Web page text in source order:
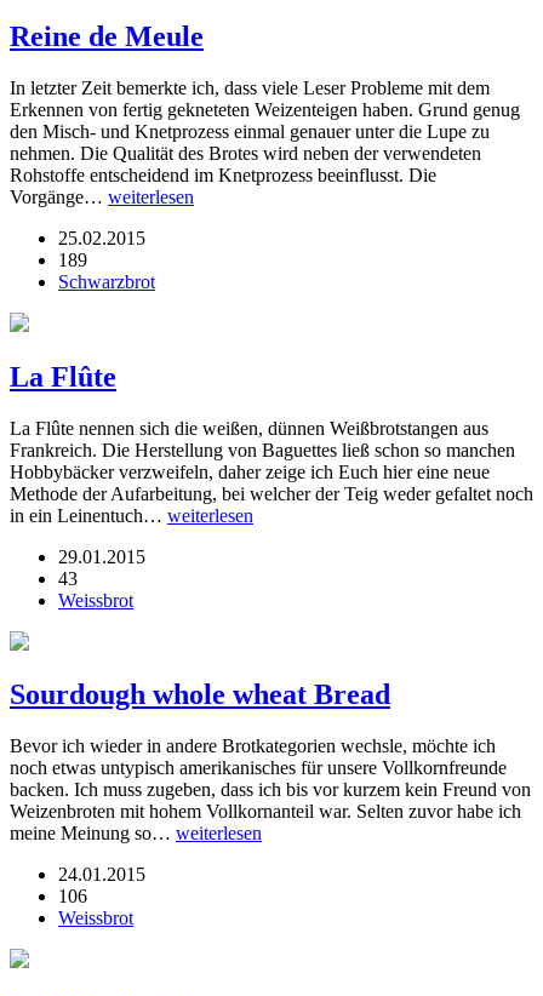
Reine de Meule
In letzter Zeit bemerkte ich, dass viele Leser Probleme mit dem
Erkennen von fertig gekneteten Weizenteigen haben. Grund genug
den Misch- und Knetprozess einmal genauer unter die Lupe zu
nehmen. Die Qualität des Brotes wird neben der verwendeten
Rohstoffe entscheidend im Knetprozess beeinflusst. Die
Vorgänge… weiterlesen
25.02.2015
189
Schwarzbrot
La Flûte
La Flûte nennen sich die weißen, dünnen Weißbrotstangen aus
Frankreich. Die Herstellung von Baguettes ließ schon so manchen
Hobbybäcker verzweifeln, daher zeige ich Euch hier eine neue
Methode der Aufarbeitung, bei welcher der Teig weder gefaltet noch
in ein Leinentuch… weiterlesen
29.01.2015
43
Weissbrot
Sourdough whole wheat Bread
Bevor ich wieder in andere Brotkategorien wechsle, möchte ich
noch etwas untypisch amerikanisches für unsere Vollkornfreunde
backen. Ich muss zugeben, dass ich bis vor kurzem kein Freund von
Weizenbroten mit hohem Vollkornanteil war. Selten zuvor habe ich
meine Meinung so… weiterlesen
24.01.2015
106
Weissbrot